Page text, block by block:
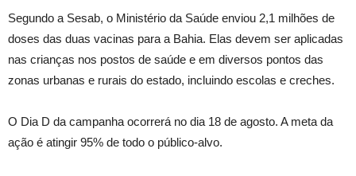
Segundo a Sesab, o Ministério da Saúde enviou 2,1 milhões de
doses das duas vacinas para a Bahia. Elas devem ser aplicadas
nas crianças nos postos de saúde e em diversos pontos das
zonas urbanas e rurais do estado, incluindo escolas e creches.
O Dia D da campanha ocorrerá no dia 18 de agosto. A meta da
ação é atingir 95% de todo o público-alvo.